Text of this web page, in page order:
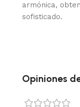
armónica,
sofisticado.
Opiniones